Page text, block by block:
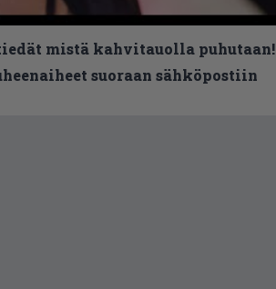
mistä kahvitauolla puhutaan!
suoraan sähköpostiin